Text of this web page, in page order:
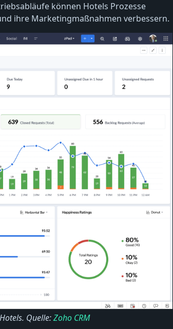
können Hotels Prozesse
ihre Marketingmaßnahmen verbessern.
Quelle:Zoho CRM